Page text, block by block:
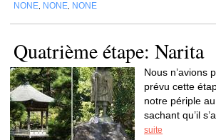
NONE NONE NONE
Quatrième étape: Narita
Nous n’avions
prévu cette
notre périple
sachant qu’il
suite